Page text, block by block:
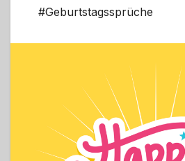
#Geburtstagssprüche